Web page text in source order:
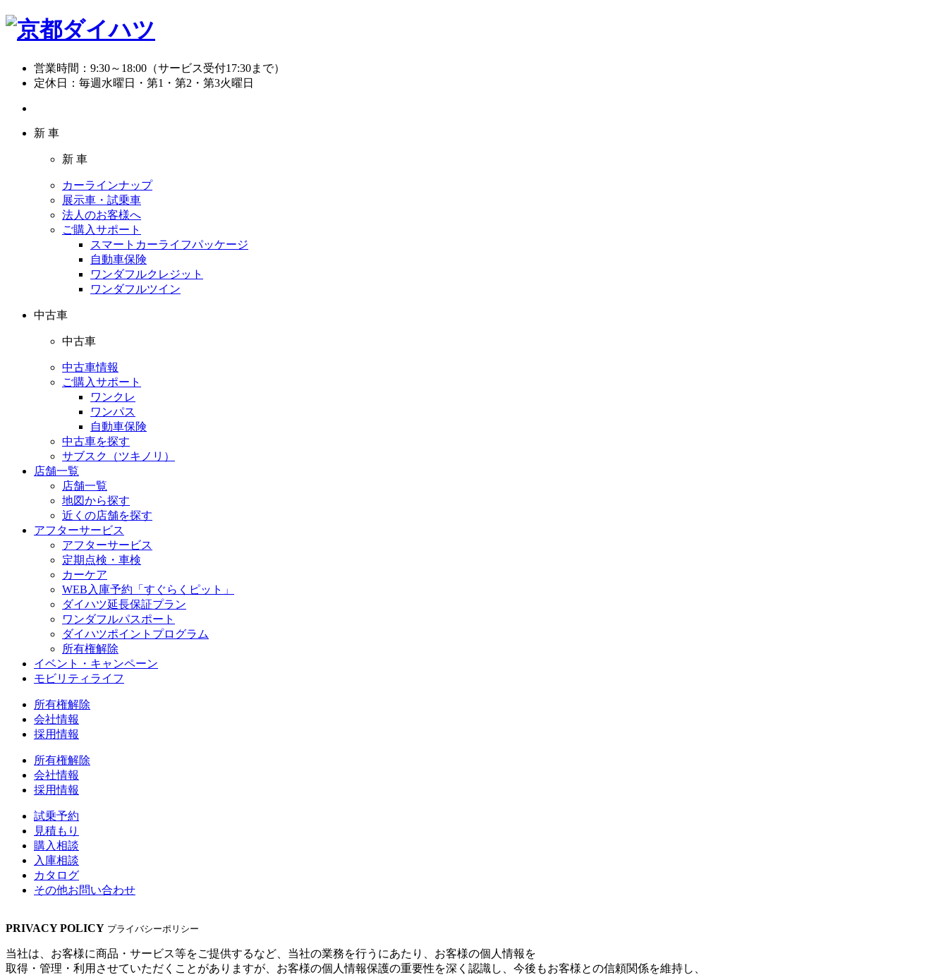
営業時間： 9:30～18:00（サービス受付17:30まで）
定休日： 毎週水曜日・第1・第2・第3火曜日
新 車
新 車
カーラインナップ
展示車・試乗車
法人のお客様へ
ご購入サポート
スマートカーライフパッケージ
自動車保険
ワンダフルクレジット
ワンダフルツイン
中古車
中古車
中古車情報
ご購入サポート
ワンクレ
ワンパス
自動車保険
中古車を探す
サブスク（ツキノリ）
店舗一覧
店舗一覧
地図から探す
近くの店舗を探す
アフターサービス
アフターサービス
定期点検・車検
カーケア
WEB入庫予約「すぐらくピット」
ダイハツ延長保証プラン
ワンダフルパスポート
ダイハツポイントプログラム
所有権解除
イベント・キャンペーン
モビリティライフ
所有権解除
会社情報
採用情報
所有権解除
会社情報
採用情報
試乗予約
見積もり
購入相談
入庫相談
カタログ
その他お問い合わせ
PRIVACY POLICY プライバシーポリシー
当社は、お客様に商品・サービス等をご提供するなど、当社の業務を行うにあたり、お客様の個人情報を
取得・管理・利用させていただくことがありますが、お客様の個人情報保護の重要性を深く認識し、今後もお客様との信頼関係を維持し、